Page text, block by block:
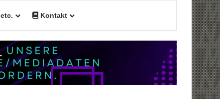
etc. Kontakt